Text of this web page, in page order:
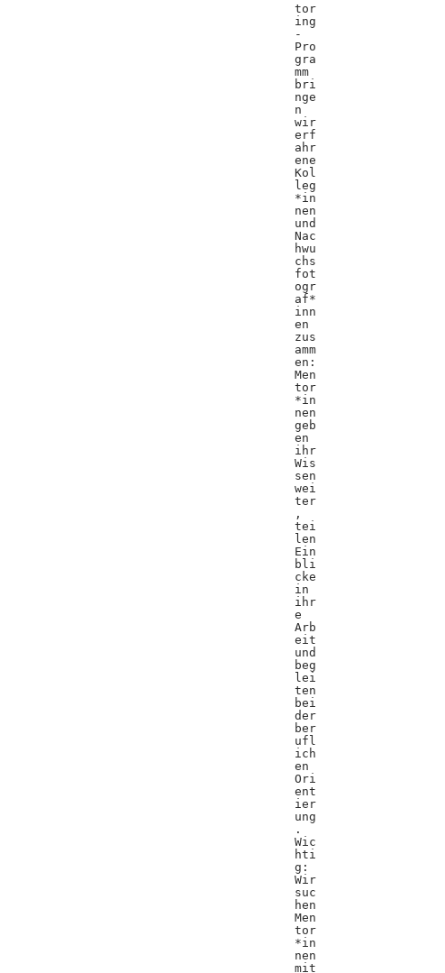
tor
ing
-
Pro
gra
mm
bri
nge
n
wir
erf
ahr
ene
Kol
leg
*in
nen
und
Nac
hwu
chs
fot
ogr
af*
inn
en
zus
amm
en:
Men
tor
*in
nen
geb
en
ihr
Wis
sen
wei
ter
,
tei
len
Ein
bli
cke
in
ihr
e
Arb
eit
und
beg
lei
ten
bei
der
ber
ufl
ich
en
Ori
ent
ier
ung
.
Wic
hti
g:
Wir
suc
hen
Men
tor
*in
nen
mit